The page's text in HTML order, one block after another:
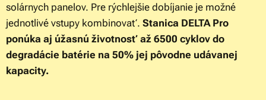
solárnych panelov. Pre rýchlejšie dobíjanie je možné
jednotlivé vstupy kombinovať. Stanica DELTA Pro
ponúka aj úžasnú životnosť až 6500 cyklov do
degradácie batérie na 50% jej pôvodne udávanej
kapacity.